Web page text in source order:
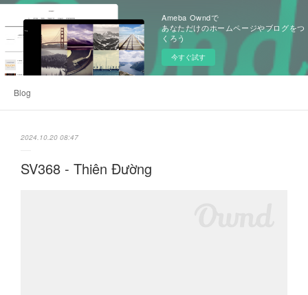
Ameba Owndで
あなただけのホームページやブログをつ
くろう
今すぐ試す
Blog
2024.10.20 08:47
SV368 - Thiên Đường